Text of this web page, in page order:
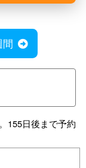
間
155日後まで予約